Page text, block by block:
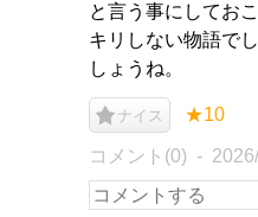
と言う事にしてお
キリしない物語で
しょうね。
ナイス ★10
コメント(0)